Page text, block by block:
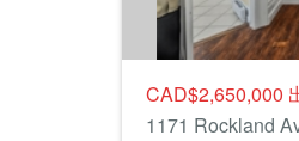
CAD$2,650,000
1171 Rockland